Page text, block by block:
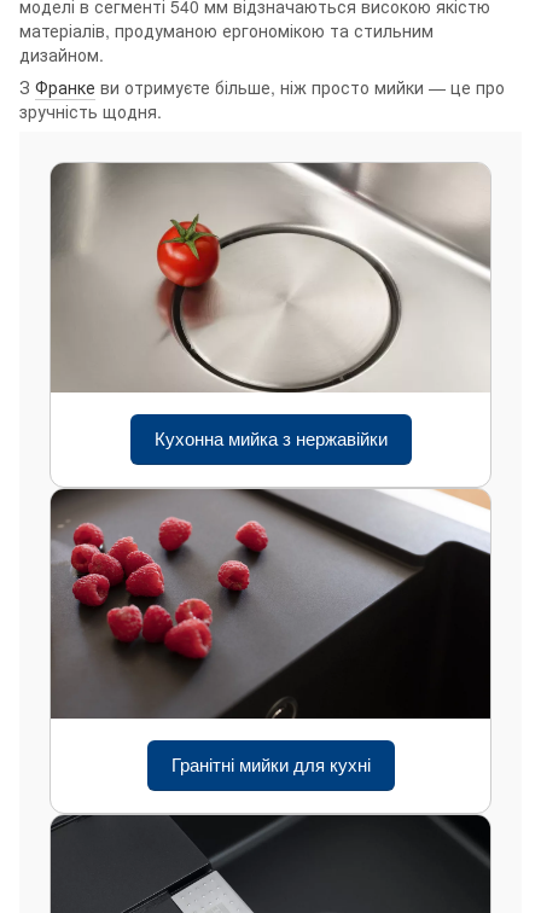
моделі в сегменті 540 мм відзначаються високою якістю
матеріалів, продуманою ергономікою та стильним
дизайном.
З Франке ви отримуєте більше, ніж просто мийки — це про
зручність щодня.
Кухонна мийка з нержавійки
Гранітні мийки для кухні